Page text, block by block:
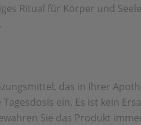
Ritual für Körper und
das in Ihrer
ein. Es ist kein
Sie das Produkt